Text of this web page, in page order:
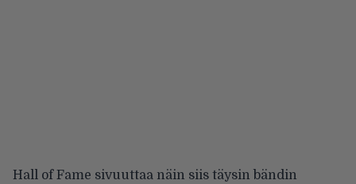
Hall of Fame sivuuttaa näin siis täysin bändin